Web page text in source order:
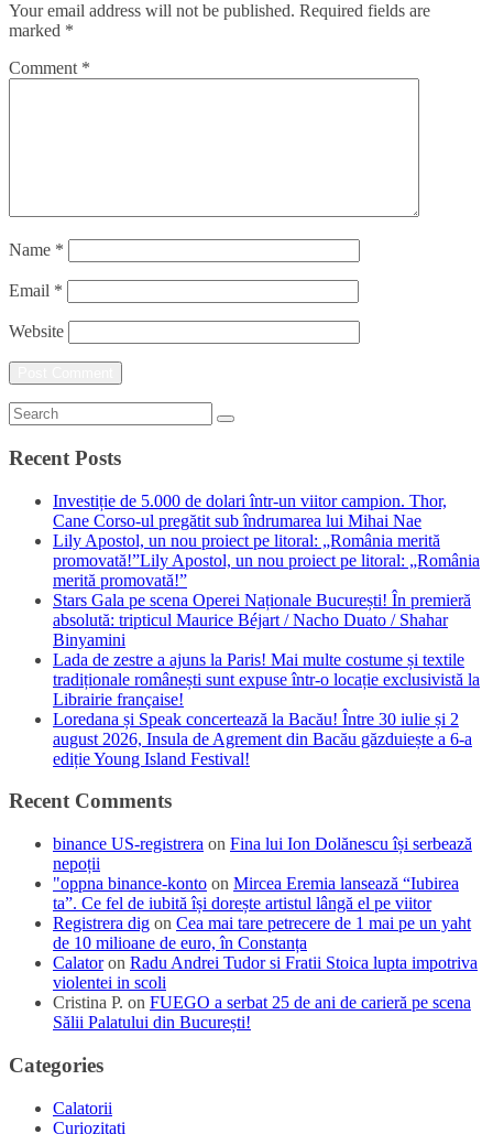
Your email address will not be published. Required fields are
marked *
Comment *
Name *
Email *
Website
Recent Posts
Investiție de 5.000 de dolari într-un viitor campion. Thor,
Cane Corso-ul pregătit sub îndrumarea lui Mihai Nae
Lily Apostol, un nou proiect pe litoral: „România merită
promovată!”Lily Apostol, un nou proiect pe litoral: „România
merită promovată!”
Stars Gala pe scena Operei Naționale București! În premieră
absolută: tripticul Maurice Béjart / Nacho Duato / Shahar
Binyamini
Lada de zestre a ajuns la Paris! Mai multe costume și textile
tradiționale românești sunt expuse într-o locație exclusivistă la
Librairie française!
Loredana și Speak concertează la Bacău! Între 30 iulie și 2
august 2026, Insula de Agrement din Bacău găzduiește a 6-a
ediție Young Island Festival!
Recent Comments
binance US-registrera on Fina lui Ion Dolănescu își serbează
nepoții
"oppna binance-konto on Mircea Eremia lansează “Iubirea
ta”. Ce fel de iubită își dorește artistul lângă el pe viitor
Registrera dig on Cea mai tare petrecere de 1 mai pe un yaht
de 10 milioane de euro, în Constanța
Calatoron Radu Andrei Tudor si Fratii Stoica lupta impotriva
violentei in scoli
Cristina P. on FUEGO a serbat 25 de ani de carieră pe scena
Sălii Palatului din București!
Categories
Calatorii
Curiozitati